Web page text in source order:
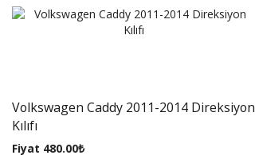
Volkswagen Caddy 2011-2014 Direksiyon
Kılıfı
Fiyat 480.00₺